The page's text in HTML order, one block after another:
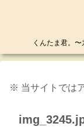
くんたま君。
※ 当サイトでは